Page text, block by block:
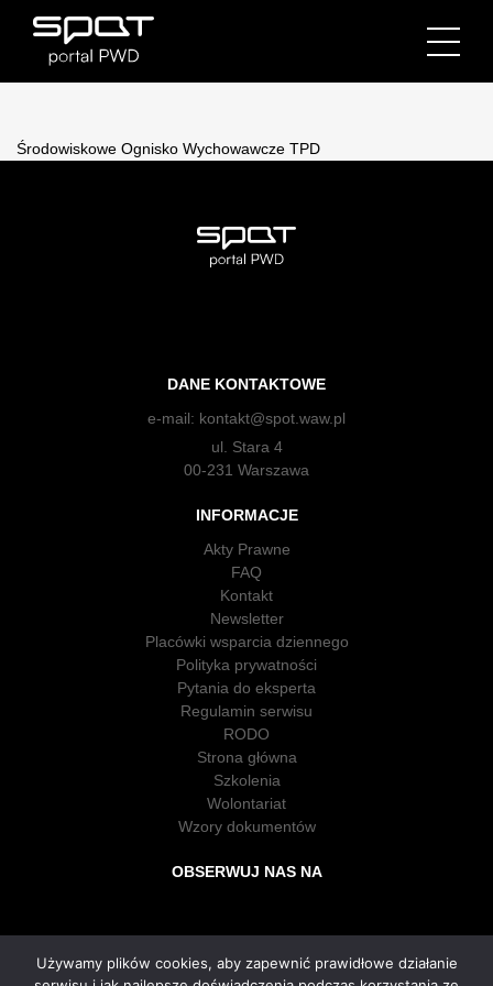
Środowiskowe Ognisko Wychowawcze TPD
DANE KONTAKTOWE
e-mail: kontakt@spot.waw.pl
ul. Stara 4
00-231 Warszawa
INFORMACJE
Akty Prawne
FAQ
Kontakt
Newsletter
Placówki wsparcia dziennego
Polityka prywatności
Pytania do eksperta
Regulamin serwisu
RODO
Strona główna
Szkolenia
Wolontariat
Wzory dokumentów
OBSERWUJ NAS NA
Używamy plików cookies, aby zapewnić prawidłowe działanie